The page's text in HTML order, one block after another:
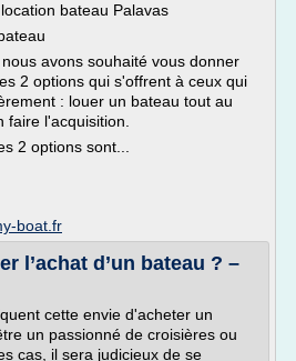
bateau Palavas
avons souhaité vous donner
2 options qui s'offrent à ceux qui
: louer un bateau tout au
faire l'acquisition.
2 options sont...
boat.fr
l’achat d’un bateau ? –
cette envie d'acheter un
un passionné de croisières ou
cas, il sera judicieux de se